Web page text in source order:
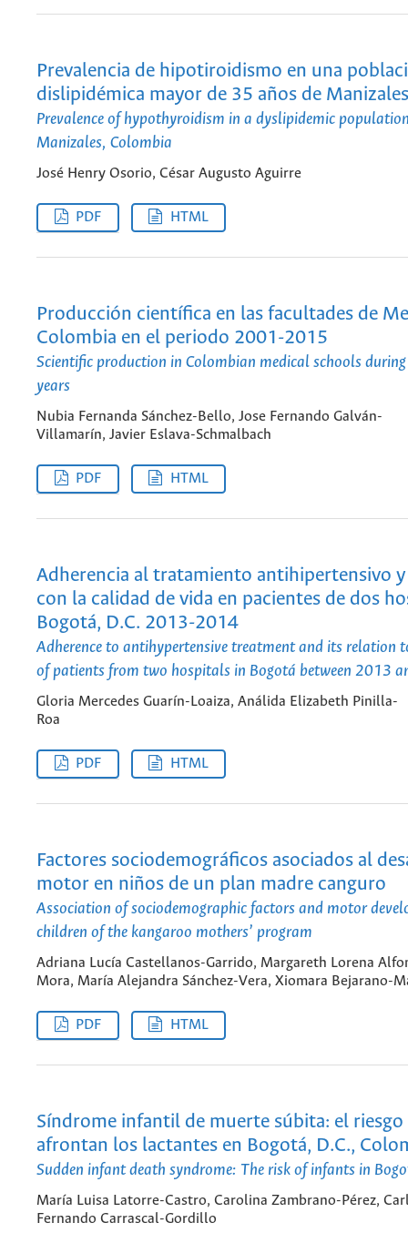
Prevalencia de hipotiroidismo en una
dislipidémica mayor de 35 años de
Prevalence of hypothyroidism in a dyslipidemic
Manizales, Colombia
José Henry Osorio, César Augusto Aguirre
PDF HTML
Producción científica en las facultades de
Colombia en el periodo 2001-2015
Scientific production in Colombian medical schools
years
Nubia Fernanda Sánchez-Bello, Jose Fernando Galván-
Villamarín, Javier Eslava-Schmalbach
PDF HTML
Adherencia al tratamiento antihipertensivo
con la calidad de vida en pacientes de dos
Bogotá, D.C. 2013-2014
Adherence to antihypertensive treatment and its relation
of patients from two hospitals in Bogotá between 2013
Gloria Mercedes Guarín-Loaiza, Análida Elizabeth Pinilla-
Roa
PDF HTML
Factores sociodemográficos asociados al
motor en niños de un plan madre canguro
Association of sociodemographic factors and motor
children of the kangaroo mothers’ program
Adriana Lucía Castellanos-Garrido, Margareth Lorena
Mora, María Alejandra Sánchez-Vera, Xiomara Bejarano-
PDF HTML
Síndrome infantil de muerte súbita: el riesgo
afrontan los lactantes en Bogotá, D.C.,
Sudden infant death syndrome: The risk of infants in
María Luisa Latorre-Castro, Carolina Zambrano-Pérez,
Fernando Carrascal-Gordillo